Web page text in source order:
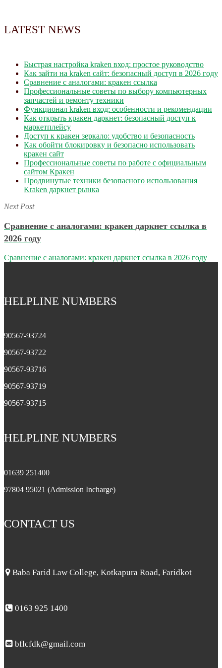
LATEST NEWS
Быстрая настройка kraken вход: простое руководство
Как зайти на kraken сайт: безопасный доступ в 2026 году
Сравнение с аналогами: кракен ссылка
Профессиональные советы по выбору компьютерных
запчастей и ремонту техники
Функционал kraken вход: особенности и рекомендации
Как открыть кракен даркнет: безопасный доступ к
маркетплейсу
Доступ к кракен зеркало: удобство и безопасность
Как обойти блокировку и безопасно использовать
кракен сайт
Профессиональные советы по работе с официальным
сайтом Кракен
Продвинутые техники безопасного использования
Kraken даркнет рынка
Next Post
Сравнение с аналогами: кракен даркнет ссылка в
2026 году
Сравнение с аналогами: кракен даркнет ссылка в 2026 году
HELPLINE NUMBERS
90567-93724
90567-93722
90567-93716
90567-93719
90567-93715
HELPLINE NUMBERS
01639 251400
97804 95021 (Admission Incharge)
CONTACT US
Baba Farid Law College, Kotkapura Road, Faridkot
0163 925 1400
bflcfdk@gmail.com